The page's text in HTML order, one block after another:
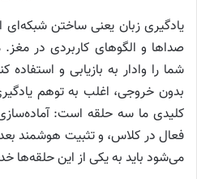
یادگیری زبان یعنی ساختن
صداها و الگوهای کاربردی در
شما را وادار به بازیابی و
بدون خروجی، اغلب به توهم
کلیدی ما سه حلقه است:
فعال در کلاس، و تثبیت هوشمند
می‌شود باید به یکی از این حلقه‌ها